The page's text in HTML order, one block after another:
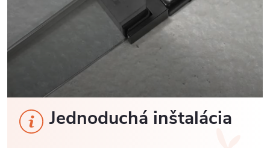
Jednoduchá inštalácia